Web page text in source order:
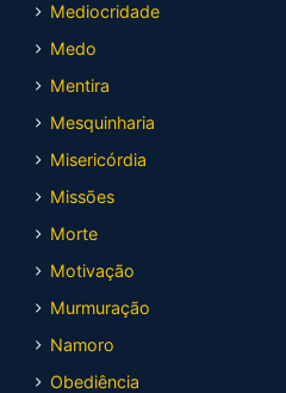
Mediocridade
Medo
Mentira
Mesquinharia
Misericórdia
Missões
Morte
Motivação
Murmuração
Namoro
Obediência